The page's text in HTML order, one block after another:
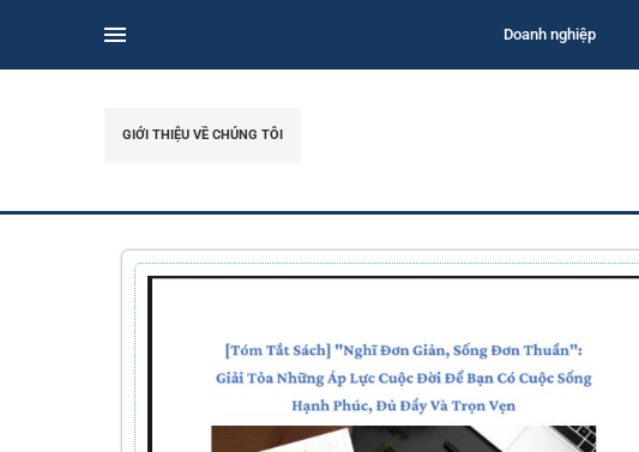
Doanh nghiệp
GIỚI THIỆU VỀ CHÚNG TÔI